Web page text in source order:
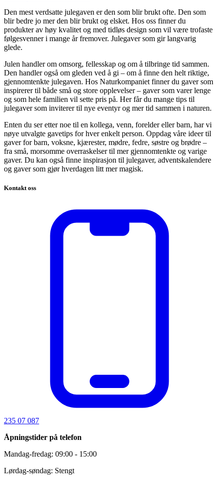
Den mest verdsatte julegaven er den som blir brukt ofte. Den som
blir bedre jo mer den blir brukt og elsket. Hos oss finner du
produkter av høy kvalitet og med tidløs design som vil være trofaste
følgesvenner i mange år fremover. Julegaver som gir langvarig
glede.
Julen handler om omsorg, fellesskap og om å tilbringe tid sammen.
Den handler også om gleden ved å gi – om å finne den helt riktige,
gjennomtenkte julegaven. Hos Naturkompaniet finner du gaver som
inspirerer til både små og store opplevelser – gaver som varer lenge
og som hele familien vil sette pris på. Her får du mange tips til
julegaver som inviterer til nye eventyr og mer tid sammen i naturen.
Enten du ser etter noe til en kollega, venn, forelder eller barn, har vi
nøye utvalgte gavetips for hver enkelt person. Oppdag våre ideer til
gaver for barn, voksne, kjærester, mødre, fedre, søstre og brødre –
fra små, morsomme overraskelser til mer gjennomtenkte og varige
gaver. Du kan også finne inspirasjon til julegaver, adventskalendere
og gaver som gjør hverdagen litt mer magisk.
Kontakt oss
235 07 087
Åpningstider på telefon
Mandag-fredag: 09:00 - 15:00
Lørdag-søndag: Stengt